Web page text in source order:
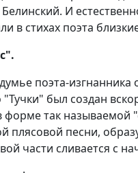
И
в стихах поэта
поэта-
был создан
так называемой
плясовой песни,
части сливается с